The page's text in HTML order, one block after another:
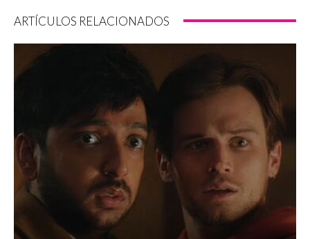
ARTÍCULOS RELACIONADOS